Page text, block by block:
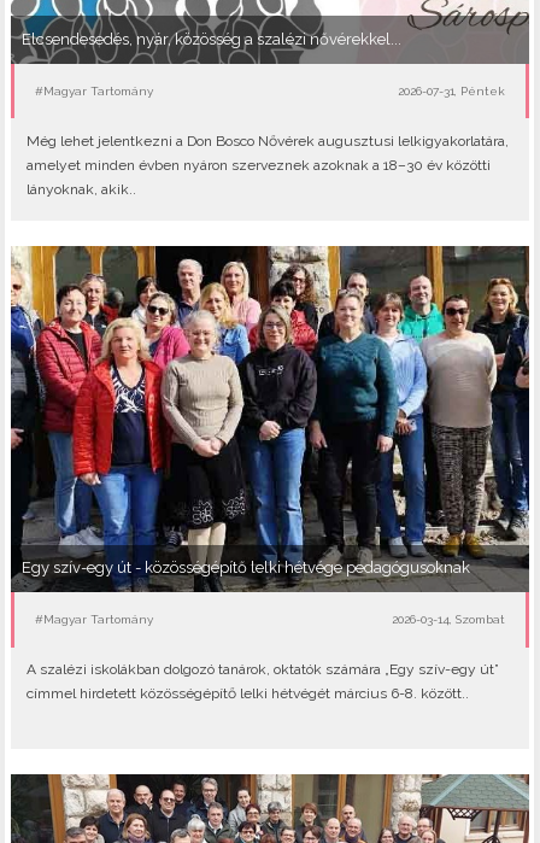
Elcsendesedés, nyár, közösség a szalézi nővérekkel...
#Magyar Tartomány 2026-07-31, Péntek
Még lehet jelentkezni a Don Bosco Nővérek augusztusi lelkigyakorlatára,
amelyet minden évben nyáron szerveznek azoknak a 18–30 év közötti
lányoknak, akik..
Egy szív-egy út - közösségépítő lelki hétvége pedagógusoknak
#Magyar Tartomány 2026-03-14, Szombat
A szalézi iskolákban dolgozó tanárok, oktatók számára „Egy szív-egy út”
címmel hirdetett közösségépítő lelki hétvégét március 6-8. között..